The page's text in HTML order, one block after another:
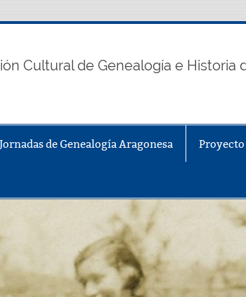
Cultural de Genealogía e Historia
Jornadas de Genealogía Aragonesa Proyecto